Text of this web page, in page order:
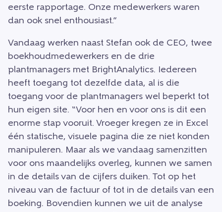
eerste rapportage. Onze medewerkers waren
dan ook snel enthousiast.”
Vandaag werken naast Stefan ook de CEO, twee
boekhoudmedewerkers en de drie
plantmanagers met BrightAnalytics. Iedereen
heeft toegang tot dezelfde data, al is die
toegang voor de plantmanagers wel beperkt tot
hun eigen site. “Voor hen en voor ons is dit een
enorme stap vooruit. Vroeger kregen ze in Excel
één statische, visuele pagina die ze niet konden
manipuleren. Maar als we vandaag samenzitten
voor ons maandelijks overleg, kunnen we samen
in de details van de cijfers duiken. Tot op het
niveau van de factuur of tot in de details van een
boeking. Bovendien kunnen we uit de analyse